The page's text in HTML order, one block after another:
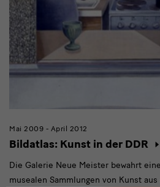
Mai 2009 - April 2012
Bildatlas: Kunst in der DDR
Die Galerie Neue Meister bewahrt
musealen Sammlungen von Kunst aus